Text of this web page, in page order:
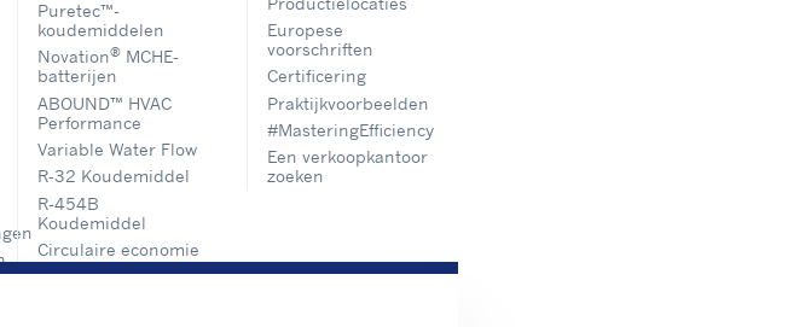
Puretec™-
koudemiddelen
Novation® MCHE-
batterijen
ABOUND™ HVAC
Performance
Variable Water Flow
R-32 Koudemiddel
R-454B
Koudemiddel
Circulaire economie
Climate As A Service
Europese
voorschriften
Certificering
Praktijkvoorbeelden
#MasteringEfficiency
Een verkoopkantoor
zoeken